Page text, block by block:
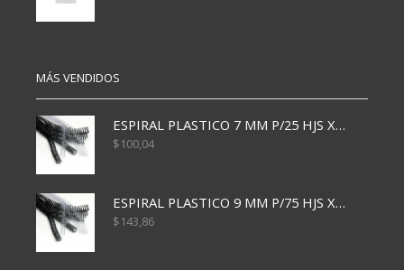
MÁS VENDIDOS
ESPIRAL PLASTICO 7 MM P/25 HJS X50x3000
$100,04
ESPIRAL PLASTICO 9 MM P/75 HJS X50X2400
$143,86